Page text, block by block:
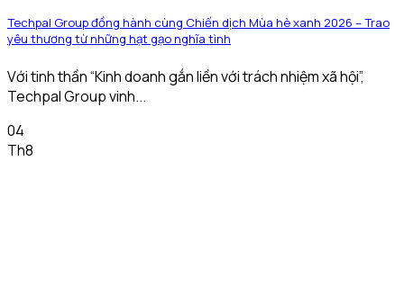
Techpal Group đồng hành cùng Chiến dịch Mùa hè xanh 2026 – Trao
yêu thương từ những hạt gạo nghĩa tình
Với tinh thần “Kinh doanh gắn liền với trách nhiệm xã hội”,
Techpal Group vinh...
04
Th8